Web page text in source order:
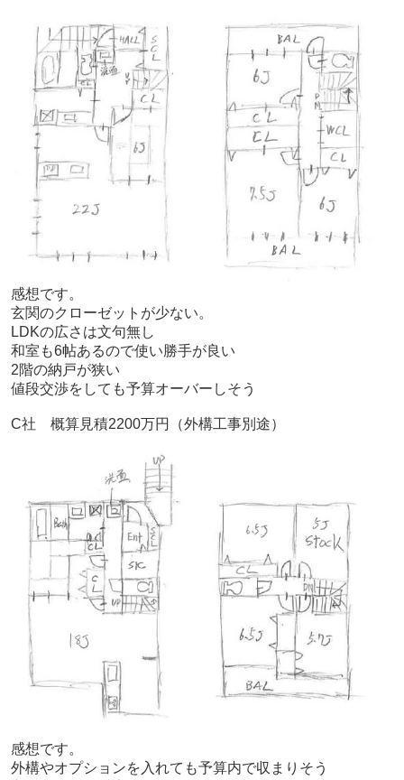
感想です。
玄関のクローゼットが少ない。
LDKの広さは文句無し
和室も6帖あるので使い勝手が良い
2階の納戸が狭い
値段交渉をしても予算オーバーしそう
C社 概算見積2200万円（外構工事別途）
感想です。
外構やオプションを入れても予算内で収まりそう